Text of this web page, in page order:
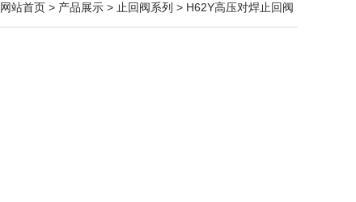
网站首页 > 产品展示 > 止回阀系列 > H62Y高压对焊止回阀